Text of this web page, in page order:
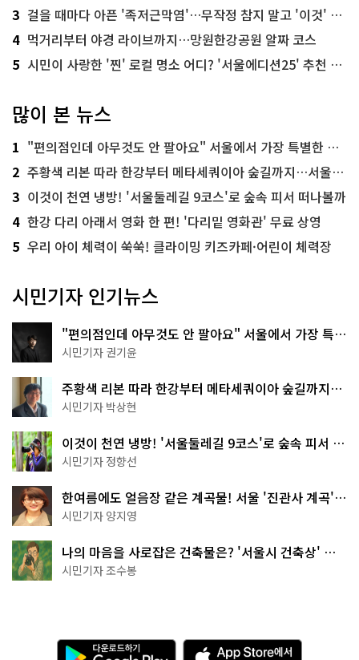
3 걸을 때마다 아픈 '족저근막염'…무작정 참지 말고 '이것' 해보세요!
4 먹거리부터 야경 라이브까지…망원한강공원 알짜 코스
5 시민이 사랑한 '찐' 로컬 명소 어디? '서울에디션25' 추천 코스
많이 본 뉴스
1 "편의점인데 아무것도 안 팔아요" 서울에서 가장 특별한 편의점의 정체
2 주황색 리본 따라 한강부터 메타세쿼이아 숲길까지…서울둘레길 15코스
3 이것이 천연 냉방! '서울둘레길 9코스'로 숲속 피서 떠나볼까
4 한강 다리 아래서 영화 한 편! '다리밑 영화관' 무료 상영
5 우리 아이 체력이 쑥쑥! 클라이밍 키즈카페·어린이 체력장
시민기자 인기뉴스
"편의점인데 아무것도 안 팔아요" 서울에서 가장 특별
한 편의점의 정체
시민기자 권기윤
주황색 리본 따라 한강부터 메타세쿼이아 숲길까지…
서울둘레길 15코스
시민기자 박상현
이것이 천연 냉방! '서울둘레길 9코스'로 숲속 피서 떠
나볼까
시민기자 정향선
한여름에도 얼음장 같은 계곡물! 서울 '진관사 계곡'이
천국이네~
시민기자 양지영
나의 마음을 사로잡은 건축물은? '서울시 건축상' 수
상작 공개!
시민기자 조수봉
다 A